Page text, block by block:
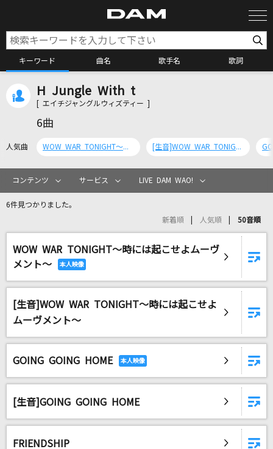
キーワード 曲名 歌手名 歌詞
カラオケ検索
カラオケリクエスト
リアルタイムで歌われている曲の一覧
[生音]ソラニン
[生音]恋人ごっこ
EGOIST
[生音]Punky Funky Love
H Jungle With t
[ エイチジャングルウィズティー ]
6曲
人気曲 WOW WAR TONIGHT～時には起こせよムーヴメント～ [生音]WOW WAR TONIGHT～時には起こせよムーヴメント～
コンテンツ サービス LIVE DAM WAO!
6件見つかりました。
新着順 人気順 50音順
WOW WAR TONIGHT～時には起こせよムーヴ
メント～
[生音]WOW WAR TONIGHT～時には起こせよ
ムーヴメント～
GOING GOING HOME
[生音]GOING GOING HOME
FRIENDSHIP